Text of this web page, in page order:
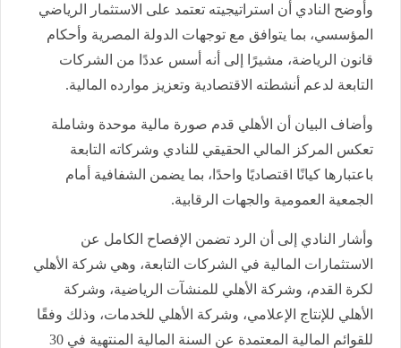
وأوضح النادي أن استراتيجيته تعتمد على الاستثمار الرياضي
المؤسسي، بما يتوافق مع توجهات الدولة المصرية وأحكام
قانون الرياضة، مشيرًا إلى أنه أسس عددًا من الشركات
التابعة لدعم أنشطته الاقتصادية وتعزيز موارده المالية.
وأضاف البيان أن الأهلي قدم صورة مالية موحدة وشاملة
تعكس المركز المالي الحقيقي للنادي وشركاته التابعة
باعتبارها كيانًا اقتصاديًا واحدًا، بما يضمن الشفافية أمام
الجمعية العمومية والجهات الرقابية.
وأشار النادي إلى أن الرد تضمن الإفصاح الكامل عن
الاستثمارات المالية في الشركات التابعة، وهي شركة الأهلي
لكرة القدم، وشركة الأهلي للمنشآت الرياضية، وشركة
الأهلي للإنتاج الإعلامي، وشركة الأهلي للخدمات، وذلك وفقًا
للقوائم المالية المعتمدة عن السنة المالية المنتهية في 30